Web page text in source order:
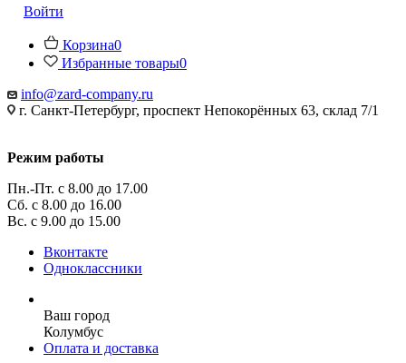
Войти
Корзина0
Избранные товары0
info@zard-company.ru
г. Санкт-Петербург, проспект Непокорённых 63, склад 7/1
Режим работы
Пн.-Пт. с 8.00 до 17.00
Сб. с 8.00 до 16.00
Вс. с 9.00 до 15.00
Вконтакте
Одноклассники
Ваш город
Колумбус
Оплата и доставка